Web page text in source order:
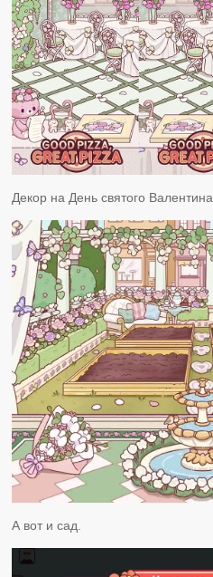
Декор на День святого Валентина.
А вот и сад.